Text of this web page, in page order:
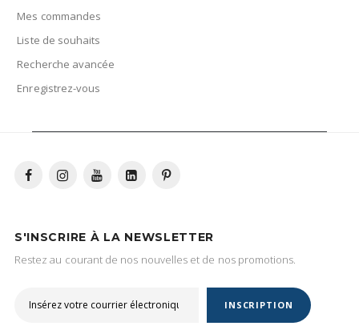
Mes commandes
Liste de souhaits
Recherche avancée
Enregistrez-vous
S'INSCRIRE À LA NEWSLETTER
Restez au courant de nos nouvelles et de nos promotions.
INSCRIPTION